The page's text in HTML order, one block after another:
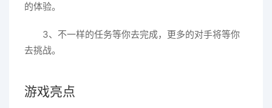
的体验。
3、不一样的任务等你去完成，更多的对手将等你
去挑战。
游戏亮点